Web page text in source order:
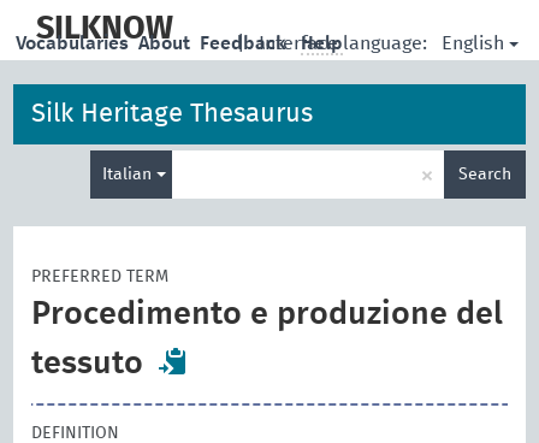
main
SILKNOW | Interface language: English
Vocabularies About Feedback Help
Silk Heritage Thesaurus
Italian × Search
PREFERRED TERM
Procedimento e produzione del
tessuto
DEFINITION